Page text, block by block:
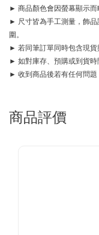
► 商品顏色會因螢幕顯示而
► 尺寸皆為手工測量，飾品
圍。
► 若同筆訂單同時包含現貨
► 如對庫存、預購或到貨時
► 收到商品後若有任何問題
商品評價